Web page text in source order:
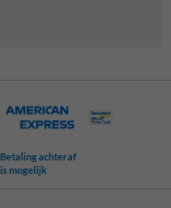
Betaling achteraf
is mogelijk